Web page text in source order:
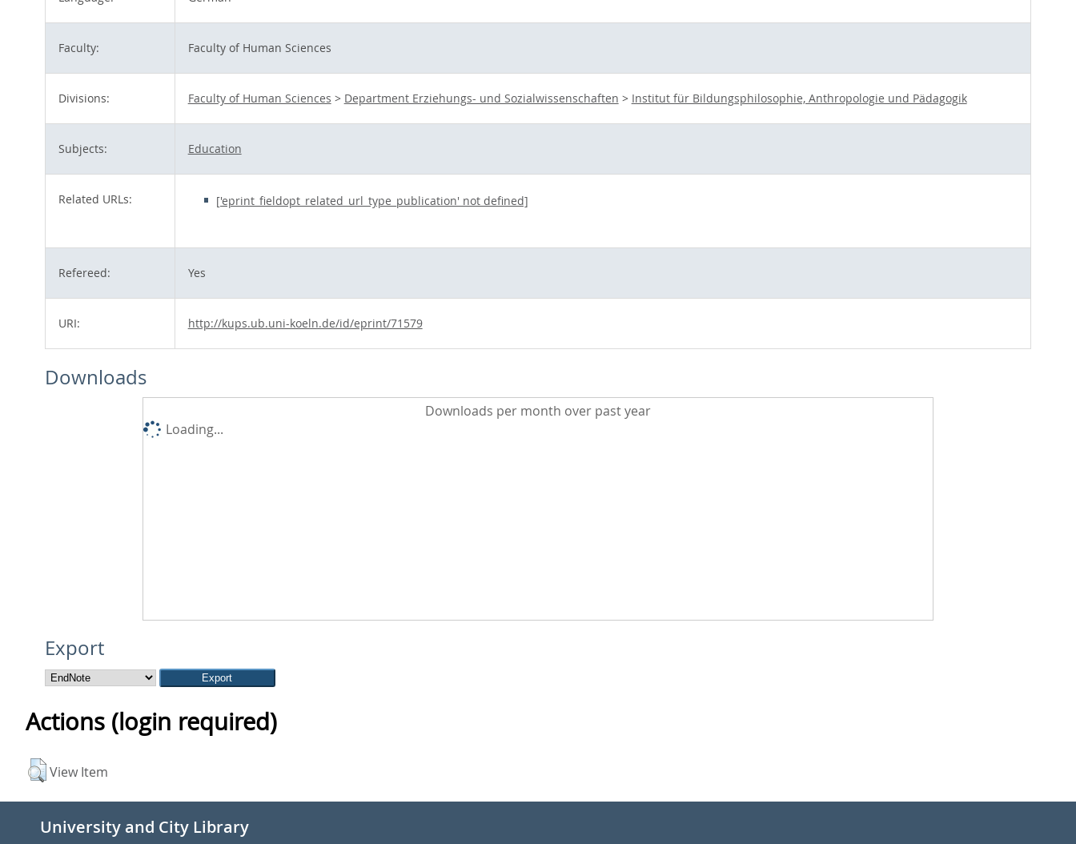
Faculty: Faculty of Human Sciences
Divisions: Faculty of Human Sciences > Department Erziehungs- und Sozialwissenschaften > Institut für Bildungsphilosophie, Anthropologie und Pädagogik
Subjects: Education
Related URLs: ['eprint_fieldopt_related_url_type_publication' not defined]
Refereed: Yes
URI: http://kups.ub.uni-koeln.de/id/eprint/71579
Downloads
Downloads per month over past year
Loading...
Export
Actions (login required)
View Item
University and City Library